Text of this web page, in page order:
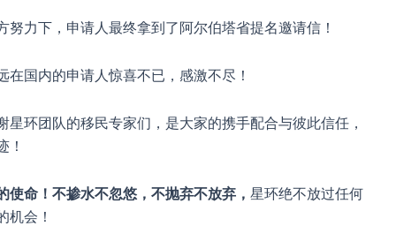
力下，申请人最终拿到了阿尔伯塔省提名邀请信！
国内的申请人惊喜不已，感激不尽！
环团队的移民专家们，是大家的携手配合与彼此信任，
！
命！不掺水不忽悠，不抛弃不放弃， 星环绝不放过任何
机会！